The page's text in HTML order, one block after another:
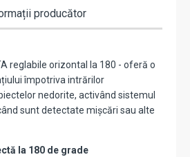
producător
reglabile orizontal la 180 - oferă o
împotriva intrărilor
nedorite, activând sistemul
sunt detectate mișcări sau alte
la 180 de grade